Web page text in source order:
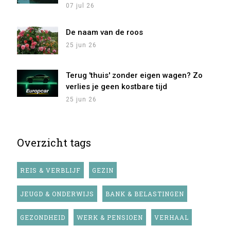
07 jul 26
De naam van de roos
25 jun 26
Terug 'thuis' zonder eigen wagen? Zo
verlies je geen kostbare tijd
25 jun 26
Overzicht tags
REIS & VERBLIJF GEZIN
JEUGD & ONDERWIJS BANK & BELASTINGEN
GEZONDHEID WERK & PENSIOEN VERHAAL